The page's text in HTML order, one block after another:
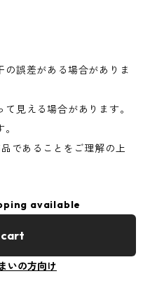
誤差がある場合がありま
見える場合があります。
であることをご理解の上
available
いの方向け